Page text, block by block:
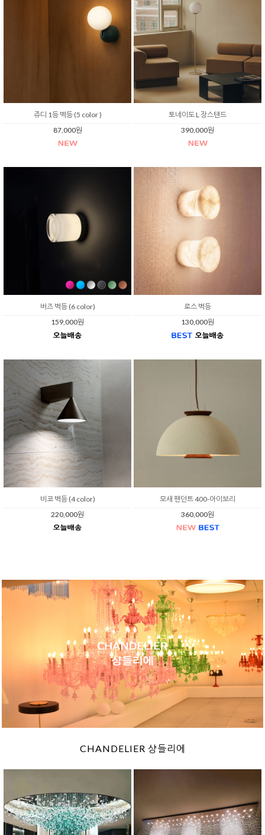
쥬디 1등 벽등 (5 color )
87,000원
토네이도 L 장스탠드
390,000원
버즈 벽등 (6 color)
159,000원
로스 벽등
130,000원
비코 벽등 (4 color)
220,000원
모새 팬던트 400-아이보리
360,000원
CHANDELIER 샹들리에